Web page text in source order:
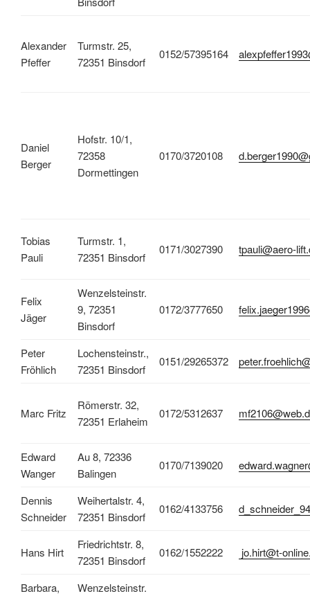
Alexander
Pfeffer
Turmstr. 25,
72351 Binsdorf
0152/57395164
Daniel
Berger
Hofstr. 10/1,
72358
Dormettingen
0170/3720108
Tobias
Pauli
Turmstr. 1,
72351 Binsdorf
0171/3027390 tpauli@aero-
Felix
Jäger
Wenzelsteinstr.
9, 72351
Binsdorf
0172/3777650
Peter
Fröhlich
Lochensteinstr.,
72351 Binsdorf
0151/29265372
Marc Fritz
Römerstr. 32,
72351 Erlaheim
0172/5312637
Edward
Wanger
Au 8, 72336
Balingen
0170/7139020
Dennis
Schneider
Weihertalstr. 4,
72351 Binsdorf
0162/4133756
Hans Hirt
Friedrichtstr. 8,
72351 Binsdorf
0162/1552222 jo.hirt@t-
Barbara,
Wenzelsteinstr.